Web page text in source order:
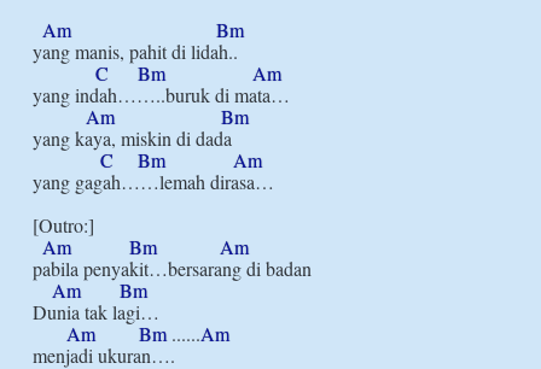
Am
Bm
yang manis, pahit di lidah..
C
Bm
Am
yang indah……..buruk di mata…
Am
Bm
yang kaya, miskin di dada
C
Bm
Am
yang gagah……lemah dirasa…
[Outro:]
Am
Bm
Am
pabila penyakit…bersarang di badan
Am
Bm
Dunia tak lagi…
Am
Bm ......Am
menjadi ukuran….